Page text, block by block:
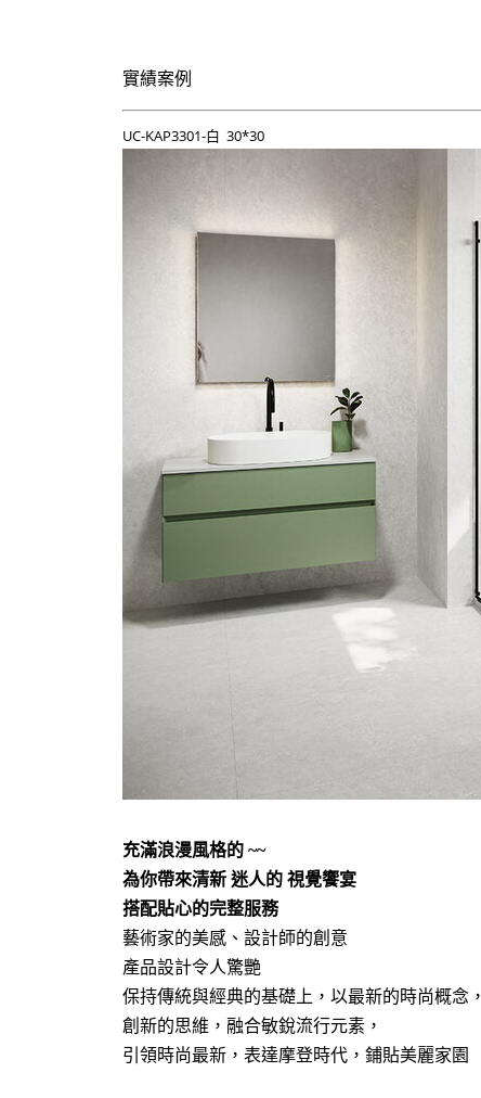
實績案例
UC-KAP3301-白 30*30
充滿浪漫風格的 ~~
為你帶來清新 迷人的 視覺饗宴
搭配貼心的完整服務
藝術家的美感、設計師的創意
產品設計令人驚艷
保持傳統與經典的基礎上，以最新的時尚概念，
創新的思維，融合敏銳流行元素，
引領時尚最新，表達摩登時代，鋪貼美麗家園